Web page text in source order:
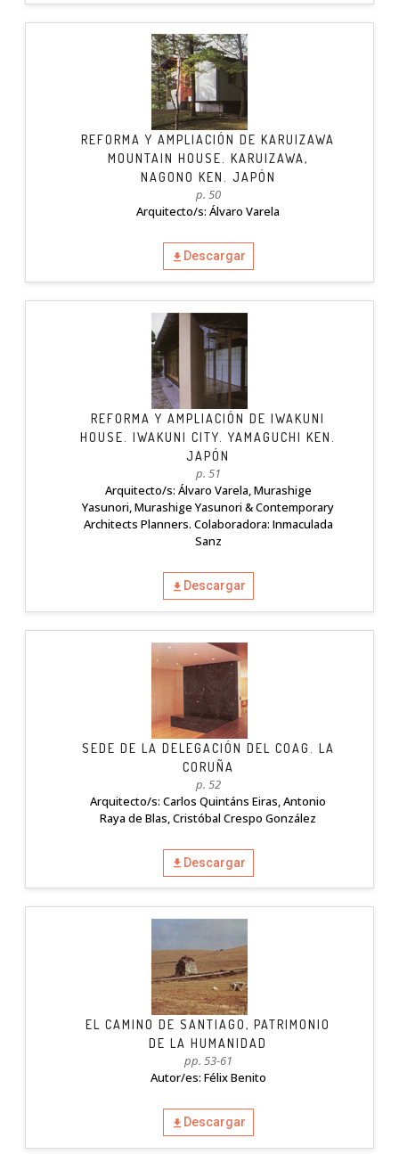
REFORMA Y AMPLIACIÓN DE KARUIZAWA
MOUNTAIN HOUSE. KARUIZAWA,
NAGONO KEN. JAPÓN
p. 50
Arquitecto/s: Álvaro Varela
Descargar
REFORMA Y AMPLIACIÓN DE IWAKUNI
HOUSE. IWAKUNI CITY. YAMAGUCHI KEN.
JAPÓN
p. 51
Arquitecto/s: Álvaro Varela, Murashige
Yasunori, Murashige Yasunori & Contemporary
Architects Planners. Colaboradora: Inmaculada
Sanz
Descargar
SEDE DE LA DELEGACIÓN DEL COAG. LA
CORUÑA
p. 52
Arquitecto/s: Carlos Quintáns Eiras, Antonio
Raya de Blas, Cristóbal Crespo González
Descargar
EL CAMINO DE SANTIAGO, PATRIMONIO
DE LA HUMANIDAD
pp. 53-61
Autor/es: Félix Benito
Descargar